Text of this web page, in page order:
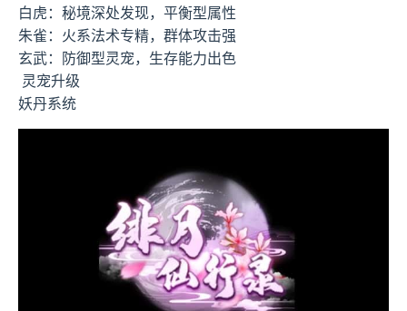
白虎：秘境深处发现，平衡型属性
朱雀：火系法术专精，群体攻击强
玄武：防御型灵宠，生存能力出色
灵宠升级
妖丹系统